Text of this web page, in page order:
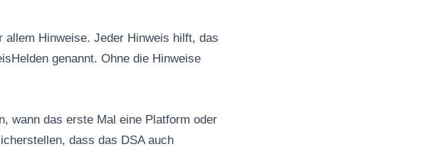
Hinweise. Jeder Hinweis hilft, das
genannt. Ohne die Hinweise
wann das erste Mal eine Platform oder
dass das DSA auch